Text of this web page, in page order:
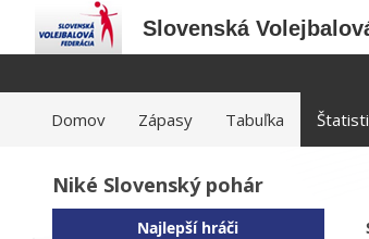
Slovenská
Domov Zápasy Tabuľka
Niké Slovenský pohár
Najlepší hráči